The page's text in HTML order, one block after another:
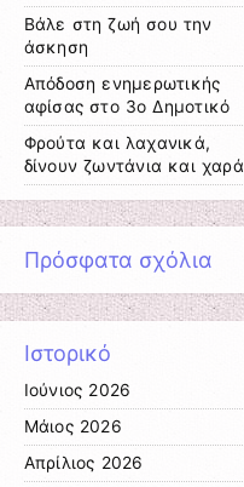
Βάλε στη ζωή σου την
άσκηση
Απόδοση ενημερωτικής
αφίσας στο 3ο Δημοτικό
Φρούτα και λαχανικά,
δίνουν ζωντάνια και χαρά
Πρόσφατα σχόλια
Ιστορικό
Ιούνιος 2026
Μάιος 2026
Απρίλιος 2026